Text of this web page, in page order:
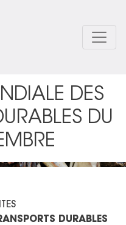
DES
DU
DURABLES